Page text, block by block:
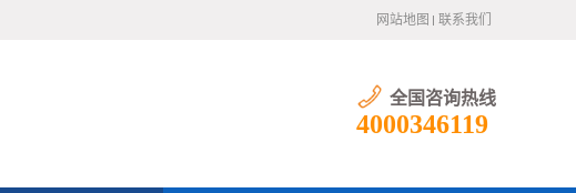
网站地图 联系我们
全国咨询热线
4000346119